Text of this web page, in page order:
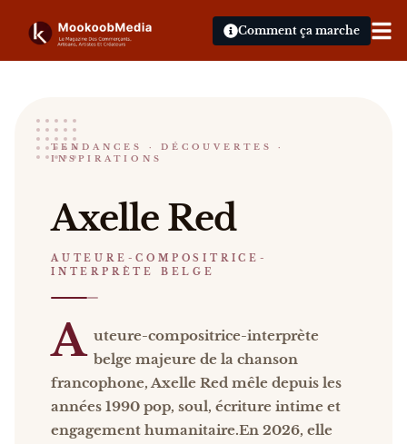
Comment ça marche
Axelle Red
AUTEURE-COMPOSITRICE-INTERPRÈTE BELGE
Axelle Red Auteure-compositrice-interprète
Catalogue :presse, vidéos.
TENDANCES · DÉCOUVERTES ·
INSPIRATIONS
Axelle Red
AUTEURE-COMPOSITRICE-
INTERPRÈTE BELGE
A uteure-compositrice-interprète
belge majeure de la chanson
francophone, Axelle Red mêle depuis les
années 1990 pop, soul, écriture intime et
engagement humanitaire.En 2026, elle